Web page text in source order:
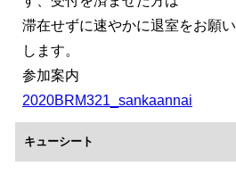
滞在せずに速やかに退室をお願い
します。
参加案内
2020BRM321_sankaannai
キューシート